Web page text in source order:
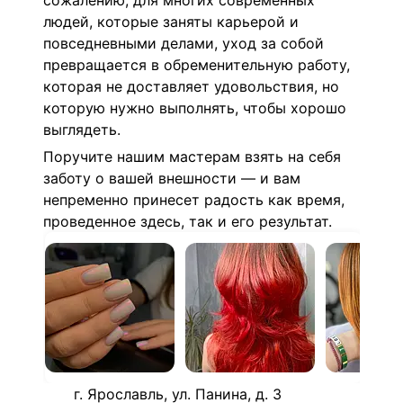
людей, которые заняты карьерой и
повседневными делами, уход за собой
превращается в обременительную работу,
которая не доставляет удовольствия, но
которую нужно выполнять, чтобы хорошо
выглядеть.
Поручите нашим мастерам взять на себя
заботу о вашей внешности — и вам
непременно принесет радость как время,
проведенное здесь, так и его результат.
г. Ярославль, ул. Панина, д. 3